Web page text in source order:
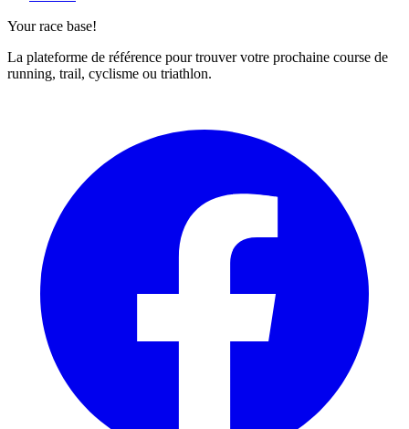
Your race base!
La plateforme de référence pour trouver votre prochaine course de
running, trail, cyclisme ou triathlon.